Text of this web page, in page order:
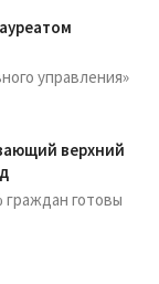
управления»
верхний
граждан готовы